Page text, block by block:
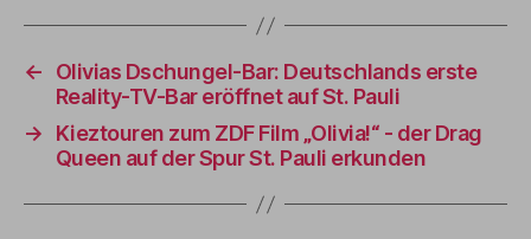
←
Olivias Dschungel-Bar: Deutschlands erste
Reality-TV-Bar eröffnet auf St. Pauli
→
Kieztouren zum ZDF Film „Olivia!“ - der Drag
Queen auf der Spur St. Pauli erkunden